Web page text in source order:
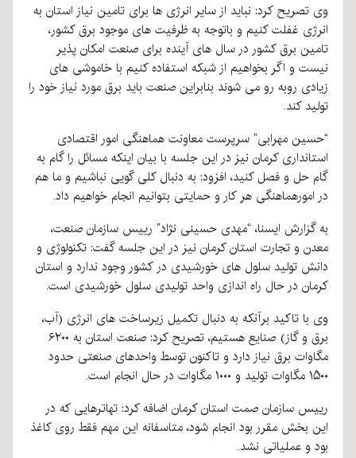
وی تصریح کرد: نباید از سایر انرژی ها برای تامین نیاز استان به
انرژی غفلت کنیم و باتوجه به ظرفیت های موجود برق کشور،
تامین برق کشور در سال های آینده برای صنعت امکان پذیر
نیست و اگر بخواهیم از شبکه استفاده کنیم با خاموشی های
زیادی روبه رو می شوند بنابراین صنعت باید برق مورد نیاز خود را
تولید کند.
“حسین مهرابی” سرپرست معاونت هماهنگی امور اقتصادی
استانداری کرمان نیز در این جلسه با بیان اینکه مسائل را گام به
گام حل و فصل کنید، افزود: به دنبال کلی گویی نباشیم و ما هم
در امورهماهنگی هر کار و حمایتی بتوانیم انجام خواهیم داد.
به گزارش ایسنا، “مهدی حسینی نژاد” رییس سازمان صنعت،
معدن و تجارت استان کرمان نیز در این جلسه گفت: تکنولوژی و
دانش تولید سلول های خورشیدی در کشور وجود ندارد و استان
کرمان در حال راه اندازی واحد تولیدی سلول خورشیدی است.
وی با تاکید برآنکه به دنبال تکمیل زیرساخت های انرژی (آب،
برق و گاز) صنایع هستیم، تصریح کرد: صنعت استان به ۶۲۰۰
مگاوات برق نیاز دارد و تاکنون توسط واحدهای صنعتی حدود
۱۵۰۰ مگاوات تولید و ۱۰۰۰ مگاوات در حال انجام است.
رییس سازمان صمت استان کرمان اضافه کرد: تهاترهایی که در
این بخش مقرر بود انجام شود، متاسفانه این مهم فقط روی کاغذ
بود و عملیاتی نشد.